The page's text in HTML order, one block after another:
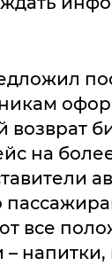
на
все
–